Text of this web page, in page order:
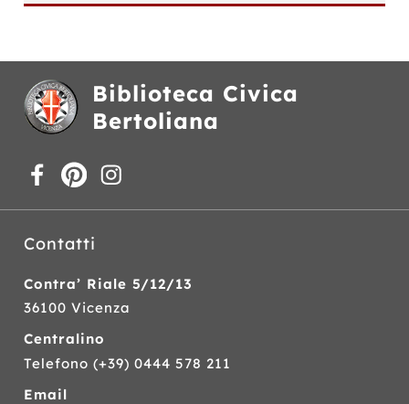
Biblioteca Civica
Bertoliana
Contatti
Contra’ Riale 5/12/13
36100 Vicenza
Centralino
Telefono(+39) 0444 578 211
Email